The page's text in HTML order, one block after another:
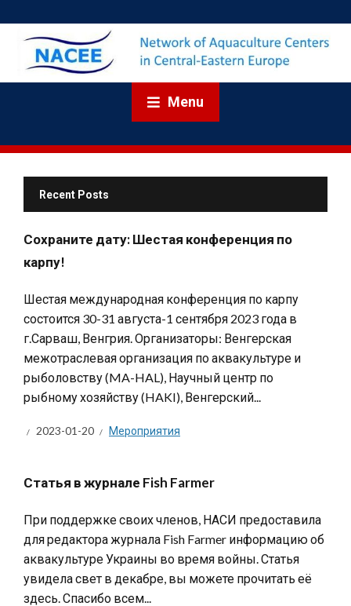
Menu
Recent Posts
Сохраните дату: Шестая конференция по
карпу!
Шестая международная конференция по карпу
состоится 30-31 августа-1 сентября 2023 года в
г.Сарваш, Венгрия. Организаторы: Венгерская
межотраслевая организация по аквакультуре и
рыболовству (MA-HAL), Научный центр по
рыбному хозяйству (HAKI), Венгерский...
2023-01-20 Мероприятия
Статья в журнале Fish Farmer
При поддержке своих членов, НАСИ предоставила
для редактора журнала Fish Farmer информацию об
аквакультуре Украины во время войны. Статья
увидела свет в декабре, вы можете прочитать её
здесь. Спасибо всем...